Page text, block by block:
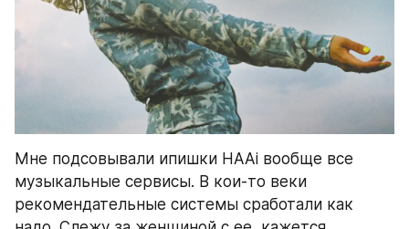
Мне подсовывали ипишки HAAi вообще все
музыкальные сервисы. В кои-то веки
рекомендательные системы сработали как